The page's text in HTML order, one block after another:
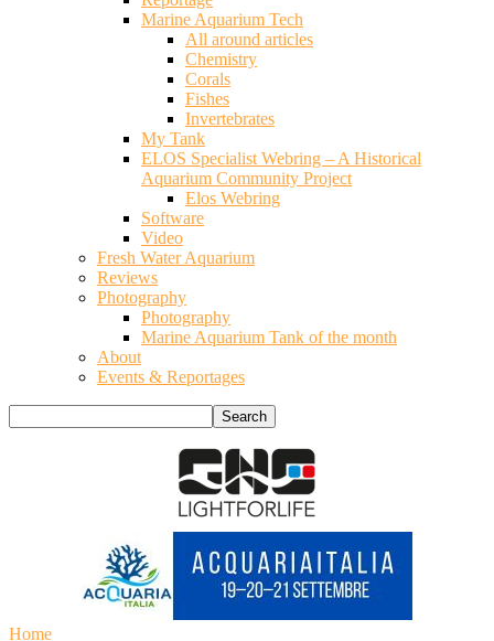
Marine Aquarium Tech
All around articles
Chemistry
Corals
Fishes
Invertebrates
My Tank
ELOS Specialist Webring – A Historical
Aquarium Community Project
Elos Webring
Software
Video
Fresh Water Aquarium
Reviews
Photography
Photography
Marine Aquarium Tank of the month
About
Events & Reportages
Home